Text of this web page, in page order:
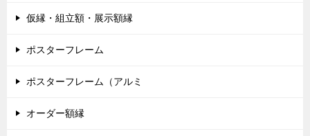
仮縁・組立額・展示額縁
ポスターフレーム
ポスターフレーム（アルミ
オーダー額縁